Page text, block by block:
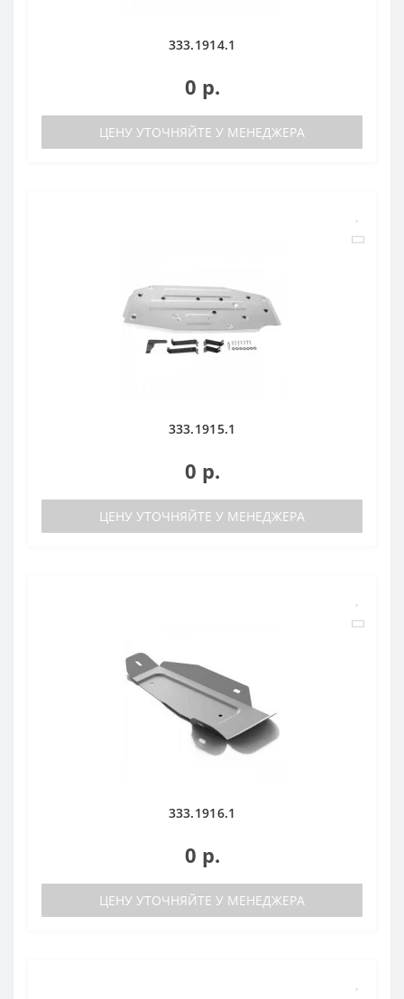
333.1914.1
0 р.
ЦЕНУ УТОЧНЯЙТЕ У МЕНЕДЖЕРА
333.1915.1
0 р.
ЦЕНУ УТОЧНЯЙТЕ У МЕНЕДЖЕРА
333.1916.1
0 р.
ЦЕНУ УТОЧНЯЙТЕ У МЕНЕДЖЕРА